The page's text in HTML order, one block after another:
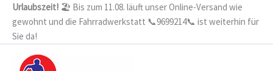
Zum
Inhalt
springen
Urlaubszeit! 🏖️ Bis zum 11.08. läuft unser Online-Versand wie
gewohnt und die Fahrradwerkstatt 📞9699214📞 ist weiterhin für
Sie da!